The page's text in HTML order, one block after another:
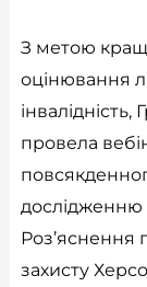
З метою
оцінювання
провела
дослідженню
Роз’яснення
захисту